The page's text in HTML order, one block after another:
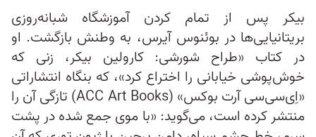
بیکر پس از تمام کردن آموزشگاه شبانه‌روزی
بریتانیایی‌ها در بوئنوس آیرس، به وطنش بازگشت. او
در کتاب «طراح شورشی: کارولین بیکر، زنی که
خوش‌پوشی خیابانی را اختراع کرد»، که بنگاه انتشاراتی
«اِی‌سی‌سی آرت بوکس» (ACC Art Books) تازگی آن را
منتشر کرده است، می‌گوید: «با موی جمع شده در پشت